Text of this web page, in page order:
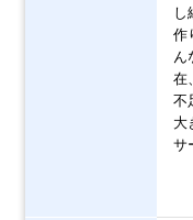
し
作
ん
在
不
大
サ